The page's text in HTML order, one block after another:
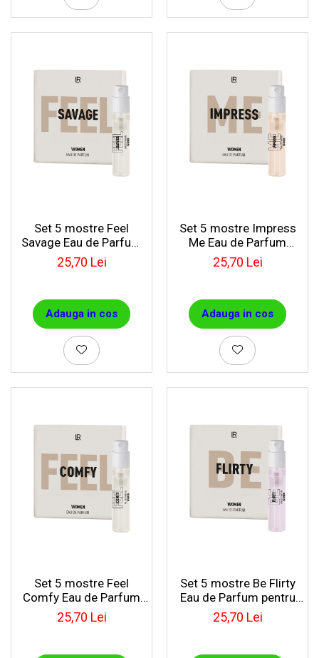
Set 5 mostre Feel
Savage Eau de Parfum
pentru femei
25,70 Lei
Adauga in cos
Set 5 mostre Impress
Me Eau de Parfum
pentru femei
25,70 Lei
Adauga in cos
Set 5 mostre Feel
Comfy Eau de Parfum
pentru femei
25,70 Lei
Set 5 mostre Be Flirty
Eau de Parfum pentru
femei
25,70 Lei